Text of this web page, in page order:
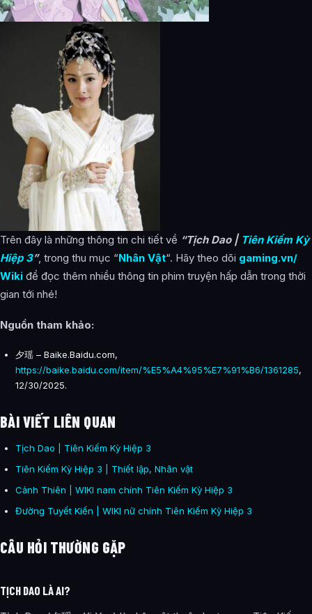
Trên đây là những thông tin chi tiết về “Tịch Dao | Tiên Kiếm Kỳ
Hiệp 3”, trong thu mục “Nhân Vật“. Hãy theo dõi gaming.vn/
Wiki để đọc thêm nhiều thông tin phim truyện hấp dẫn trong thời
gian tới nhé!
Nguồn tham khảo:
夕瑶 – Baike.Baidu.com,
https://baike.baidu.com/item/%E5%A4%95%E7%91%B6/1361285,
12/30/2025.
BÀI VIẾT LIÊN QUAN
Tịch Dao | Tiên Kiếm Kỳ Hiệp 3
Tiên Kiếm Kỳ Hiệp 3 | Thiết lập, Nhân vật
Cảnh Thiên | WIKI nam chính Tiên Kiếm Kỳ Hiệp 3
Đường Tuyết Kiến | WIKI nữ chính Tiên Kiếm Kỳ Hiệp 3
CÂU HỎI THƯỜNG GẶP
TỊCH DAO LÀ AI?